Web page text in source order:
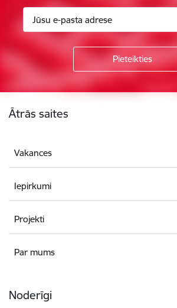
Ātrās saites
Vakances
Iepirkumi
Projekti
Par mums
Noderīgi